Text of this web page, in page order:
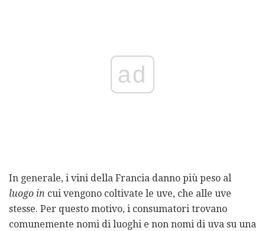
ad
In generale, i vini della Francia danno più peso al
luogo in cui vengono coltivate le uve, che alle uve
stesse. Per questo motivo, i consumatori trovano
comunemente nomi di luoghi e non nomi di uva su una